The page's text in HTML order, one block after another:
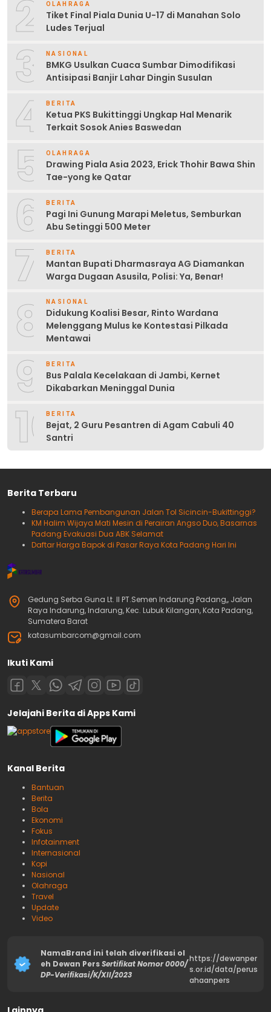
2 OLAHRAGA
Tiket Final Piala Dunia U-17 di Manahan Solo
Ludes Terjual
3 NASIONAL
BMKG Usulkan Cuaca Sumbar Dimodifikasi
Antisipasi Banjir Lahar Dingin Susulan
4 BERITA
Ketua PKS Bukittinggi Ungkap Hal Menarik
Terkait Sosok Anies Baswedan
5 OLAHRAGA
Drawing Piala Asia 2023, Erick Thohir Bawa Shin
Tae-yong ke Qatar
6 BERITA
Pagi Ini Gunung Marapi Meletus, Semburkan
Abu Setinggi 500 Meter
7 BERITA
Mantan Bupati Dharmasraya AG Diamankan
Warga Dugaan Asusila, Polisi: Ya, Benar!
8 NASIONAL
Didukung Koalisi Besar, Rinto Wardana
Melenggang Mulus ke Kontestasi Pilkada
Mentawai
9 BERITA
Bus Palala Kecelakaan di Jambi, Kernet
Dikabarkan Meninggal Dunia
10BERITA
Bejat, 2 Guru Pesantren di Agam Cabuli 40
Santri
Berita Terbaru
Berapa Lama Pembangunan Jalan Tol Sicincin-Bukittinggi?
KM Halim Wijaya Mati Mesin di Perairan Angso Duo, Basarnas
Padang Evakuasi Dua ABK Selamat
Daftar Harga Bapok di Pasar Raya Kota Padang Hari Ini
Gedung Serba Guna Lt. II PT.Semen Indarung Padang,, Jalan
Raya Indarung, Indarung, Kec. Lubuk Kilangan, Kota Padang,
Sumatera Barat
katasumbarcom@gmail.com
Ikuti Kami
Jelajahi Berita di Apps Kami
Kanal Berita
Bantuan
Berita
Bola
Ekonomi
Fokus
Infotainment
Internasional
Kopi
Nasional
Olahraga
Travel
Update
Video
NamaBrand ini telah diverifikasi ol
eh Dewan PersSertifikat Nomor 0000/
DP-Verifikasi/K/XII/2023
https://dewanper
s.or.id/data/perus
ahaanpers